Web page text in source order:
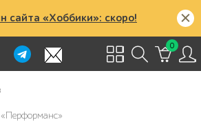
сайта «Хоббики»: скоро!
0